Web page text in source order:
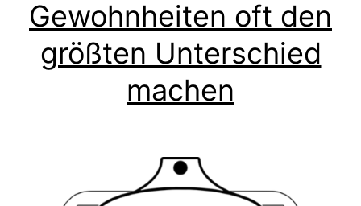
Gewohnheiten oft den
größten Unterschied
machen